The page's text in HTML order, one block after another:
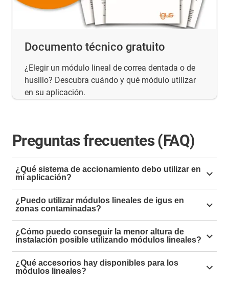
Documento técnico gratuito
¿Elegir un módulo lineal de correa dentada o de
husillo? Descubra cuándo y qué módulo utilizar
en su aplicación.
Preguntas frecuentes (FAQ)
¿Qué sistema de accionamiento debo utilizar en
mi aplicación?
Nuestros diferentes accionamientos lineales ofrecen
una amplia variedad de ventajas para todo tipo de
aplicaciones.
Los accionamientos por correa dentada ofrecen una
gran aceleración y repetibilidad. Por ello, son
especialmente adecuados para máquinas pick and
place, sistemas de envasado, impresoras 3D y otras
¿Puedo utilizar módulos lineales de igus en
zonas contaminadas?
Sí, los módulos lineales drylin E no necesitan
lubricantes, por lo que son especialmente resistentes a
la suciedad. Nuestros sistemas de accionamiento
pueden utilizarse incluso con arena, virutas y polvo.
¿Cómo puedo conseguir la menor altura de
instalación posible utilizando módulos lineales?
Hemos reunido una selección de módulos lineales
compactos para espacios de instalación
¿Qué accesorios hay disponibles para los
módulos lineales?